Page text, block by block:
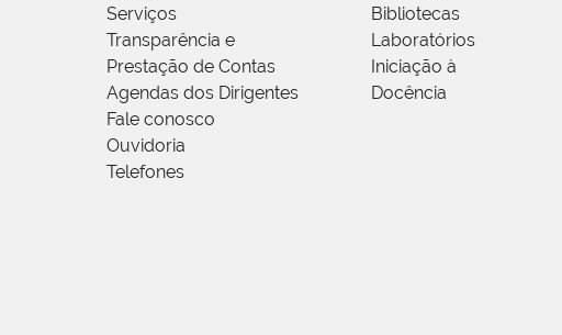
Serviços
Transparência e
Prestação de Contas
Agendas dos Dirigentes
Fale conosco
Ouvidoria
Telefones
Bibliotecas
Laboratórios
Iniciação à
Docência